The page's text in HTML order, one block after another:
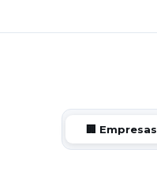
🏢 Empresas